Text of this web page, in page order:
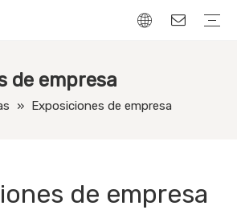
de empresa
» Exposiciones de empresa
de empresa